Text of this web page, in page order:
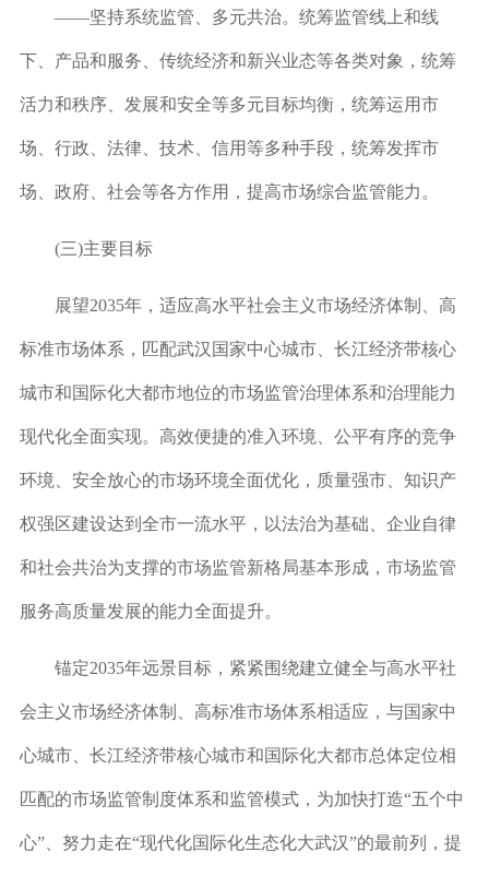
——坚持系统监管、多元共治。 统筹监管线上和线
下、产品和服务、传统经济和新兴业态等各类对象，统筹
活力和秩序、发展和安全等多元目标均衡，统筹运用市
场、行政、法律、技术、信用等多种手段，统筹发挥市
场、政府、社会等各方作用，提高市场综合监管能力。
(三)主要目标
展望2035年，适应高水平社会主义市场经济体制、高
标准市场体系，匹配武汉国家中心城市、长江经济带核心
城市和国际化大都市地位的市场监管治理体系和治理能力
现代化全面实现。高效便捷的准入环境、公平有序的竞争
环境、安全放心的市场环境全面优化，质量强市、知识产
权强区建设达到全市一流水平，以法治为基础、企业自律
和社会共治为支撑的市场监管新格局基本形成，市场监管
服务高质量发展的能力全面提升。
锚定2035年远景目标，紧紧围绕建立健全与高水平社
会主义市场经济体制、高标准市场体系相适应，与国家中
心城市、长江经济带核心城市和国际化大都市总体定位相
匹配的市场监管制度体系和监管模式，为加快打造“五个中
心”、 努力走在“现代化国际化生态化大武汉”的最前列， 提